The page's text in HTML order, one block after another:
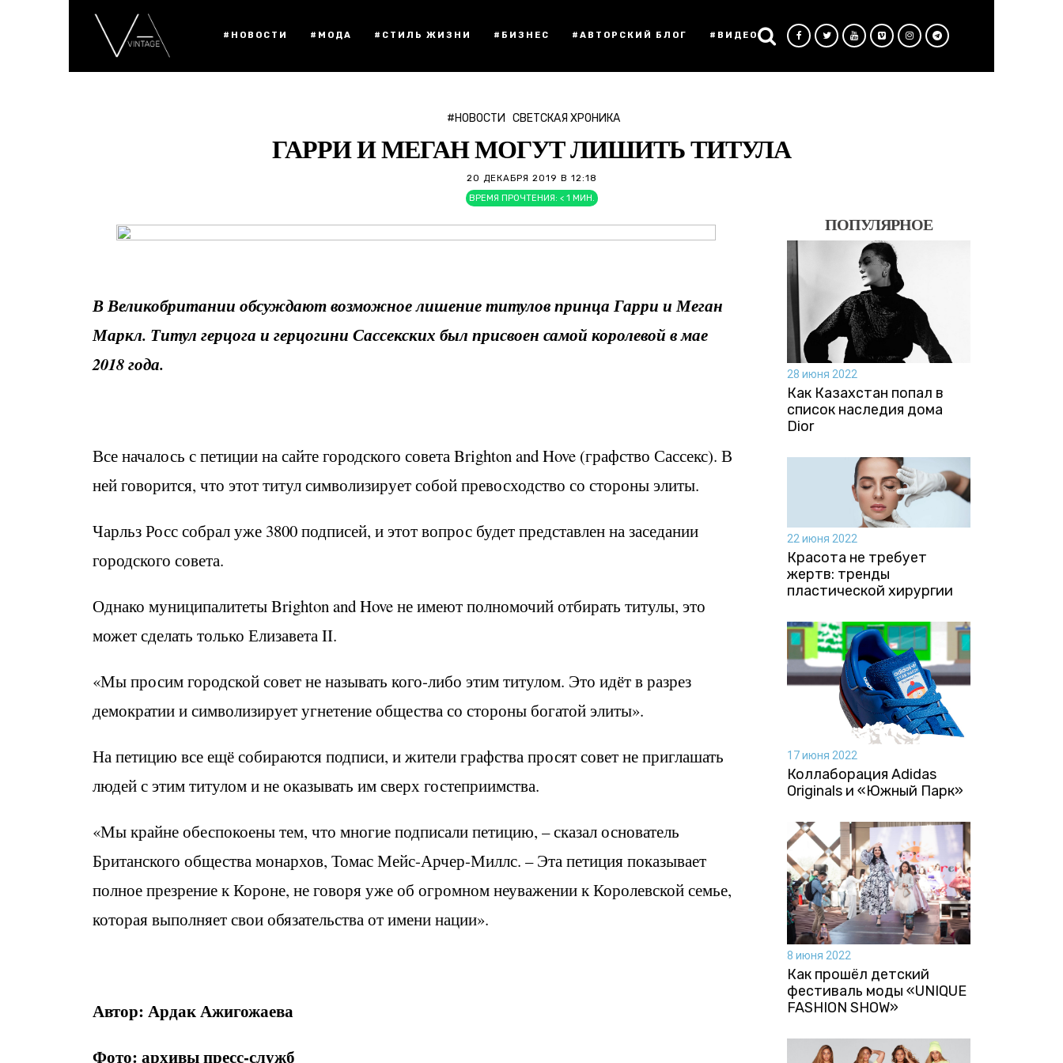
#НОВОСТИ #МОДА #СТИЛЬ ЖИЗНИ #БИЗНЕС #АВТОРСКИЙ БЛОГ #ВИДЕО
#НОВОСТИ СВЕТСКАЯ ХРОНИКА
ГАРРИ И МЕГАН МОГУТ ЛИШИТЬ ТИТУЛА
20 ДЕКАБРЯ 2019 В 12:18
ВРЕМЯ ПРОЧТЕНИЯ: < 1 МИН.
В Великобритании обсуждают возможное лишение титулов принца Гарри и Меган
Маркл. Титул герцога и герцогини Сассекских был присвоен самой королевой в мае
2018 года.
Все началось с петиции на сайте городского совета Brighton and Hove (графство Сассекс). В
ней говорится, что этот титул символизирует собой превосходство со стороны элиты.
Чарльз Росс собрал уже 3800 подписей, и этот вопрос будет представлен на заседании
городского совета.
Однако муниципалитеты Brighton and Hove не имеют полномочий отбирать титулы, это
может сделать только Елизавета II.
«Мы просим городской совет не называть кого-либо этим титулом. Это идёт в разрез
демократии и символизирует угнетение общества со стороны богатой элиты».
На петицию все ещё собираются подписи, и жители графства просят совет не приглашать
людей с этим титулом и не оказывать им сверх гостеприимства.
«Мы крайне обеспокоены тем, что многие подписали петицию, – сказал основатель
Британского общества монархов, Томас Мейс-Арчер-Миллс. – Эта петиция показывает
полное презрение к Короне, не говоря уже об огромном неуважении к Королевской семье,
которая выполняет свои обязательства от имени нации».
Автор: Ардак Ажигожаева
Фото: архивы пресс-служб
ПОПУЛЯРНОЕ
28 июня 2022
Как Казахстан попал в
список наследия дома
Dior
22 июня 2022
Красота не требует
жертв: тренды
пластической хирургии
17 июня 2022
Коллаборация Аdidas
Originals и «Южный Парк»
8 июня 2022
Как прошёл детский
фестиваль моды «UNIQUE
FASHION SHOW»